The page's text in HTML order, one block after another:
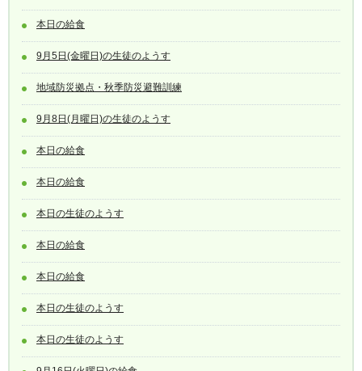
本日の給食
9月5日(金曜日)の生徒のようす
地域防災拠点・秋季防災避難訓練
9月8日(月曜日)の生徒のようす
本日の給食
本日の給食
本日の生徒のようす
本日の給食
本日の給食
本日の生徒のようす
本日の生徒のようす